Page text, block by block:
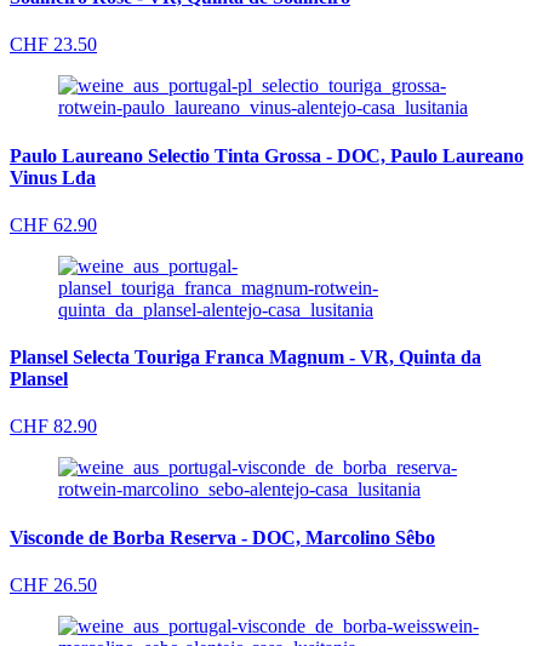
CHF 23.50
Paulo Laureano Selectio Tinta Grossa - DOC, Paulo Laureano
Vinus Lda
CHF 62.90
Plansel Selecta Touriga Franca Magnum - VR, Quinta da
Plansel
CHF 82.90
Visconde de Borba Reserva - DOC, Marcolino Sêbo
CHF 26.50